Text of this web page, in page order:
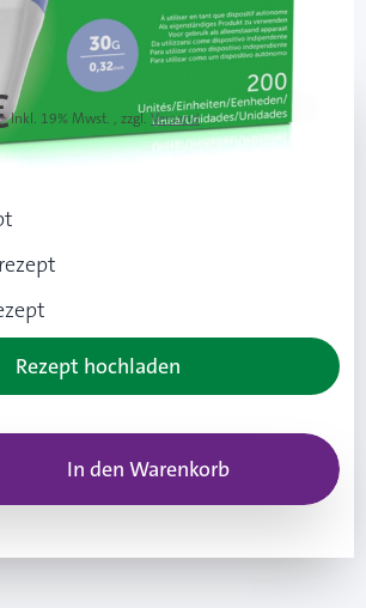
Inkl. 19% Mwst. , zzgl.Versand
Rezept hochladen
In den Warenkorb